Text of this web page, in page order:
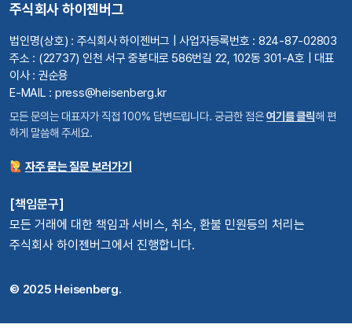
주식회사 하이젠버그
법인명(상호) : 주식회사 하이젠버그 | 사업자등록번호 : 824-87-02803
주소 : (22737) 인천 서구 중봉대로 586번길 22, 102동 301-A호 | 대표
이사 : 권순용
E-MAIL : press@heisenberg.kr
모든 문의는 대표자가 직접 100% 답변드립니다. 궁금한 점은여기를 클릭해 편
하게 말씀해 주세요.
자주 묻는 질문 보러가기
[책임문구]
모든 거래에 대한 책임과 서비스, 취소, 환불 민원등의 처리는
주식회사 하이젠버그에서 진행합니다.
© 2025 Heisenberg.